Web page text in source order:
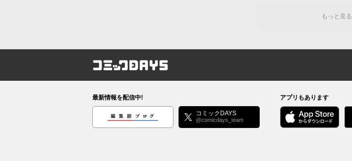
もっと見る
コミックDAYS
最新情報を配信中!
編集部ブログ コミックDAYS
@comicdays_team
アプリもあります